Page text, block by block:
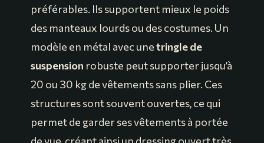
préférables. Ils supportent mieux le poids
des manteaux lourds ou des costumes. Un
modèle en métal avec unetringle de
suspension robuste peut supporter jusqu’à
20 ou 30 kg de vêtements sans plier. Ces
structures sont souvent ouvertes, ce qui
permet de garder ses vêtements à portée